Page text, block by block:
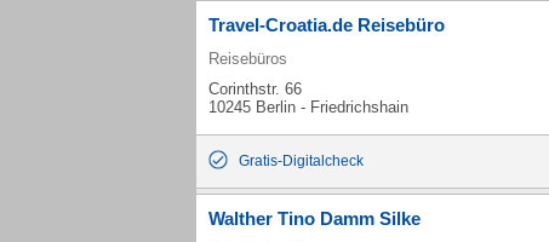
Travel-Croatia.de Reisebüro
Reisebüros
Corinthstr. 66
10245 Berlin - Friedrichshain
Gratis-Digitalcheck
Walther Tino Damm Silke